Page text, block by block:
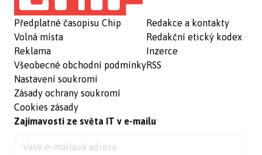
Předplatné časopisu Chip
Volná místa
Reklama
Všeobecné obchodní podmínky
Nastavení soukromí
Zásady ochrany soukromí
Cookies zásady
Redakce a kontakty
Redakční etický kodex
Inzerce
RSS
Zajímavosti ze světa IT v e-mailu